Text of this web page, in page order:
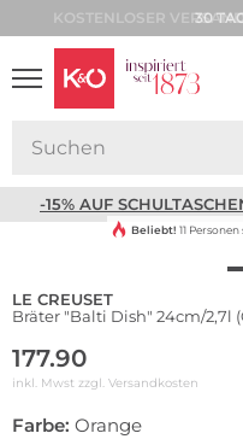
30
-15% AUF
Beliebt! 11
LE CREUSET
Bräter "Balti Dish" 24cm/2,7l
177.90
inkl. Mwst zzgl. Versandkosten
Farbe: Orange